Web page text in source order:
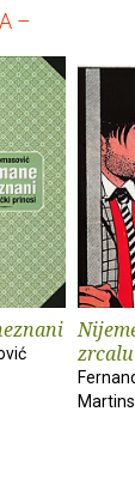
–
zrcalu
Martins